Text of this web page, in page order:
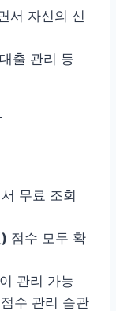
서 자신의 신
출 관리 등
무료 조회
점수 모두 확
관리 가능
수 관리 습관